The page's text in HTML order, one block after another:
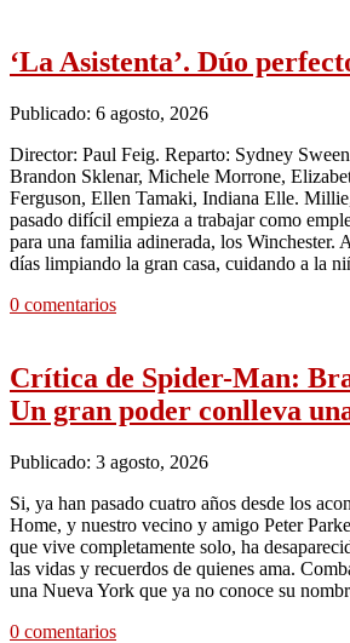
‘La Asistenta’. Dúo
Publicado: 6 agosto, 2026
Director: Paul Feig. Reparto: Sydney
Brandon Sklenar, Michele Morrone,
Ferguson, Ellen Tamaki, Indiana Elle.
pasado difícil empieza a trabajar como
para una familia adinerada, los Winchester.
días limpiando la gran casa, cuidando a la
0 comentarios
Crítica de Spider-Man:
Un gran poder conlleva
Publicado: 3 agosto, 2026
Si, ya han pasado cuatro años desde los
Home, y nuestro vecino y amigo Peter
que vive completamente solo, ha
las vidas y recuerdos de quienes ama.
una Nueva York que ya no conoce su
0 comentarios